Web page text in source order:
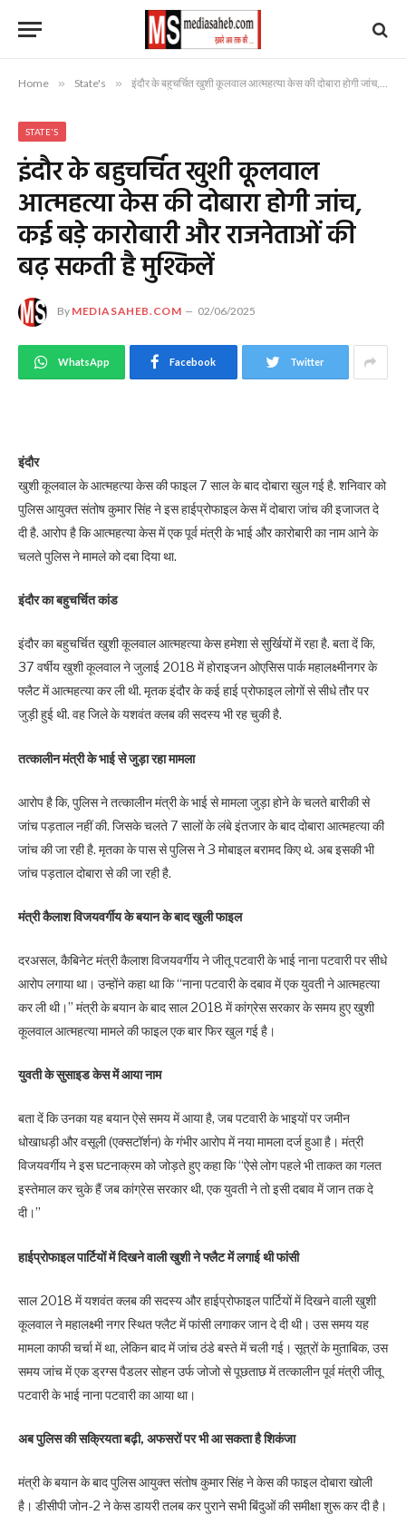
Home » State's » इंदौर के बहुचर्चित खुशी कूलवाल आत्महत्या केस की दोबारा होगी जांच, कई बड़े कारोबारी और राजनेताओं की बढ़ सकती है मुश्किलें
STATE'S
इंदौर के बहुचर्चित खुशी कूलवाल
आत्महत्या केस की दोबारा होगी जांच,
कई बड़े कारोबारी और राजनेताओं की
बढ़ सकती है मुश्किलें
By MEDIASAHEB.COM 02/06/2025
WhatsApp Facebook Twitter
इंदौर
खुशी कूलवाल के आत्महत्या केस की फाइल 7 साल के बाद दोबारा खुल गई है. शनिवार को
पुलिस आयुक्त संतोष कुमार सिंह ने इस हाईप्रोफाइल केस में दोबारा जांच की इजाजत दे
दी है. आरोप है कि आत्महत्या केस में एक पूर्व मंत्री के भाई और कारोबारी का नाम आने के
चलते पुलिस ने मामले को दबा दिया था.
इंदौर का बहुचर्चित कांड
इंदौर का बहुचर्चित खुशी कूलवाल आत्महत्या केस हमेशा से सुर्खियों में रहा है. बता दें कि,
37 वर्षीय खुशी कूलवाल ने जुलाई 2018 में होराइजन ओएसिस पार्क महालक्ष्मीनगर के
फ्लैट में आत्महत्या कर ली थी. मृतक इंदौर के कई हाई प्रोफाइल लोगों से सीधे तौर पर
जुड़ी हुई थी. वह जिले के यशवंत क्लब की सदस्य भी रह चुकी है.
तत्कालीन मंत्री के भाई से जुड़ा रहा मामला
आरोप है कि, पुलिस ने तत्कालीन मंत्री के भाई से मामला जुड़ा होने के चलते बारीकी से
जांच पड़ताल नहीं की. जिसके चलते 7 सालों के लंबे इंतजार के बाद दोबारा आत्महत्या की
जांच की जा रही है. मृतका के पास से पुलिस ने 3 मोबाइल बरामद किए थे. अब इसकी भी
जांच पड़ताल दोबारा से की जा रही है.
मंत्री कैलाश विजयवर्गीय के बयान के बाद खुली फाइल
दरअसल, कैबिनेट मंत्री कैलाश विजयवर्गीय ने जीतू पटवारी के भाई नाना पटवारी पर सीधे
आरोप लगाया था। उन्होंने कहा था कि “नाना पटवारी के दबाव में एक युवती ने आत्महत्या
कर ली थी।” मंत्री के बयान के बाद साल 2018 में कांग्रेस सरकार के समय हुए खुशी
कूलवाल आत्महत्या मामले की फाइल एक बार फिर खुल गई है।
युवती के सुसाइड केस में आया नाम
बता दें कि उनका यह बयान ऐसे समय में आया है, जब पटवारी के भाइयों पर जमीन
धोखाधड़ी और वसूली (एक्सटॉर्शन) के गंभीर आरोप में नया मामला दर्ज हुआ है। मंत्री
विजयवर्गीय ने इस घटनाक्रम को जोड़ते हुए कहा कि “ऐसे लोग पहले भी ताकत का गलत
इस्तेमाल कर चुके हैं जब कांग्रेस सरकार थी, एक युवती ने तो इसी दबाव में जान तक दे
दी।”
हाईप्रोफाइल पार्टियों में दिखने वाली खुशी ने फ्लैट में लगाई थी फांसी
साल 2018 में यशवंत क्लब की सदस्य और हाईप्रोफाइल पार्टियों में दिखने वाली खुशी
कूलवाल ने महालक्ष्मी नगर स्थित फ्लैट में फांसी लगाकर जान दे दी थी। उस समय यह
मामला काफी चर्चा में था, लेकिन बाद में जांच ठंडे बस्ते में चली गई। सूत्रों के मुताबिक, उस
समय जांच में एक ड्रग्स पैडलर सोहन उर्फ जोजो से पूछताछ में तत्कालीन पूर्व मंत्री जीतू
पटवारी के भाई नाना पटवारी का आया था।
अब पुलिस की सक्रियता बढ़ी, अफसरों पर भी आ सकता है शिकंजा
मंत्री के बयान के बाद पुलिस आयुक्त संतोष कुमार सिंह ने केस की फाइल दोबारा खोली
है। डीसीपी जोन-2 ने केस डायरी तलब कर पुराने सभी बिंदुओं की समीक्षा शुरू कर दी है।